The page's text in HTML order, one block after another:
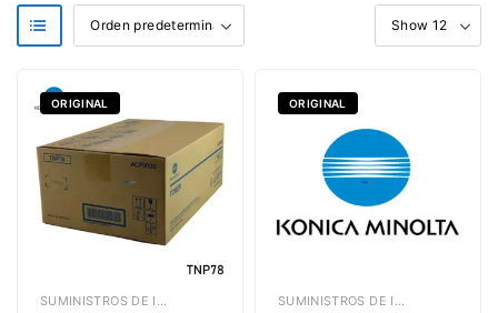
Cleanin
ORIGINAL
SUMINISTROS DE IMPRESIÓN TÓNER KONICA MINOLTA
ORIGINAL
SUMINISTROS DE IMPRESIÓN